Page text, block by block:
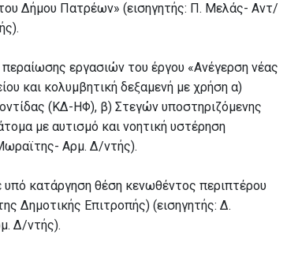
Δήμου Πατρέων» (εισηγητής: Π. Μελάς- Αντ/
εργασιών του έργου «Ανέγερση νέας
και κολυμβητική δεξαμενή με χρήση α)
(ΚΔ-ΗΦ), β) Στεγών υποστηριζόμενης
με αυτισμό και νοητική υστέρηση
Αρμ. Δ/ντής).
κατάργηση θέση κενωθέντος περιπτέρου
Δημοτικής Επιτροπής) (εισηγητής: Δ.
Δ/ντής).